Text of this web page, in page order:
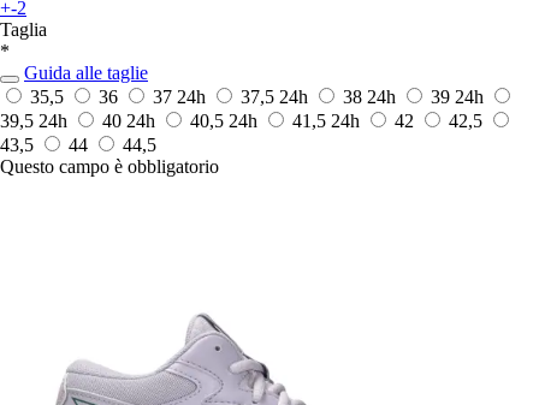
+-2
Taglia
*
Guida alle taglie
35,5
36 37 24h 37,5 24h 38 24h 39 24h
39,5 24h 40 24h 40,5 24h 41,5 24h 42
42,5
43,5
44
44,5
Questo campo è obbligatorio